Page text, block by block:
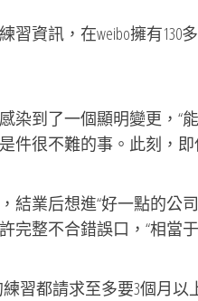
資訊，在weibo擁有130
到了一個顯明變更，“
件很不難的事。此刻，
業后想進“好一點的公司
完整不合錯誤口，“相當于
都請求至多要3個月以